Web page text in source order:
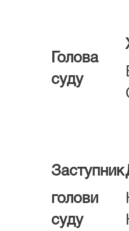
Голова
суду
Заступник
голови
суду